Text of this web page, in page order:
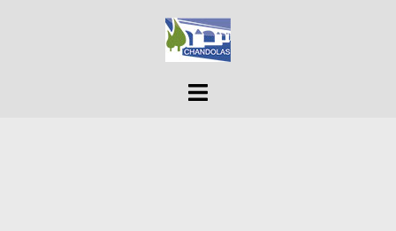
Ouvrir/fermer